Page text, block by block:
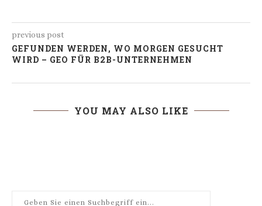
previous post
GEFUNDEN WERDEN, WO MORGEN GESUCHT
WIRD – GEO FÜR B2B-UNTERNEHMEN
YOU MAY ALSO LIKE